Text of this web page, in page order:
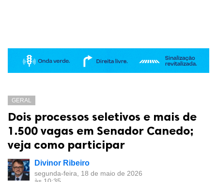
GERAL
Dois processos seletivos e mais de
1.500 vagas em Senador Canedo;
veja como participar
Divinor Ribeiro
segunda-feira, 18 de maio de 2026